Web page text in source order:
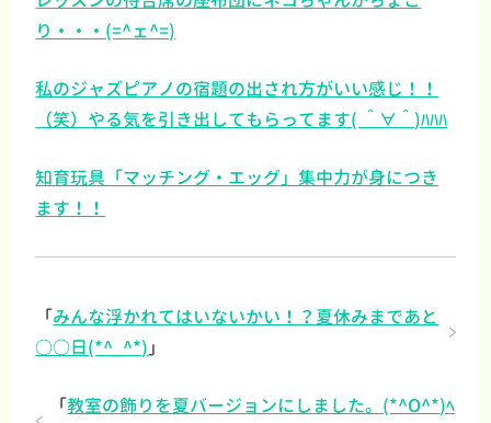
り・・・(=^ェ^=)
私のジャズピアノの宿題の出され方がいい感じ！！
（笑）やる気を引き出してもらってます( ＾∀＾)ﾊﾊﾊ
知育玩具「マッチング・エッグ」集中力が身につき
ます！！
「みんな浮かれてはいないかい！？夏休みまであと
○○日(*^_^*) 」
「教室の飾りを夏バージョンにしました。(*^O^*)ﾍ